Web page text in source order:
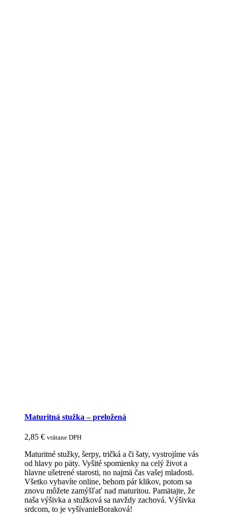
Maturitná stužka – preložená
2,85 € vrátane DPH
Maturitné stužky, šerpy, tričká a či šaty, vystrojíme vás
od hlavy po päty. Vyšité spomienky na celý život a
hlavne ušetrené starosti, no najmä čas vašej mladosti.
Všetko vybavíte online, behom pár klikov, potom sa
znovu môžete zamýšľať nad maturitou. Pamätajte, že
naša výšivka a stužková sa navždy zachová. Výšivka
srdcom, to je vyšívanieBoraková!